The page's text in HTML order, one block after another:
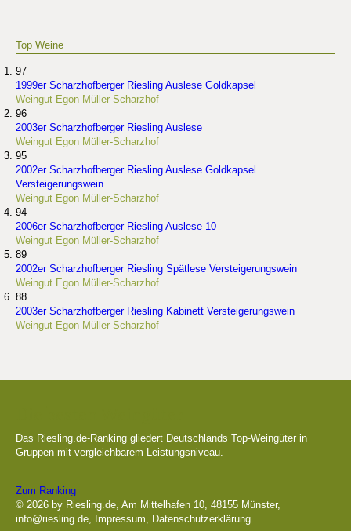
Top Weine
97
1999er Scharzhofberger Riesling Auslese Goldkapsel
Weingut Egon Müller-Scharzhof
96
2003er Scharzhofberger Riesling Auslese
Weingut Egon Müller-Scharzhof
95
2002er Scharzhofberger Riesling Auslese Goldkapsel
Versteigerungswein
Weingut Egon Müller-Scharzhof
94
2006er Scharzhofberger Riesling Auslese 10
Weingut Egon Müller-Scharzhof
89
2002er Scharzhofberger Riesling Spätlese Versteigerungswein
Weingut Egon Müller-Scharzhof
88
2003er Scharzhofberger Riesling Kabinett Versteigerungswein
Weingut Egon Müller-Scharzhof
Das Riesling.de-Ranking gliedert Deutschlands Top-Weingüter in
Gruppen mit vergleichbarem Leistungsniveau.
Zum Ranking
© 2026 by Riesling.de, Am Mittelhafen 10, 48155 Münster,
info@riesling.de, Impressum, Datenschutzerklärung